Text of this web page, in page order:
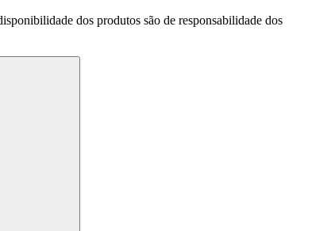
dos produtos são de responsabilidade dos